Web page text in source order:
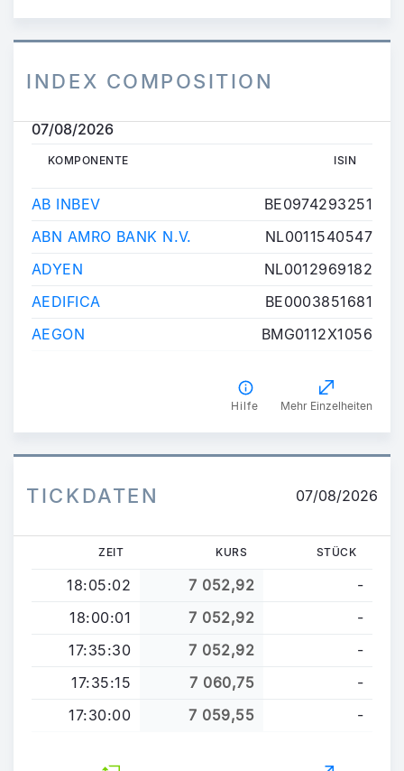
INDEX COMPOSITION
07/08/2026
KOMPONENTE ISIN
AB INBEV
BE0974293251
ABN AMRO BANK N.V.
NL0011540547
ADYEN
NL0012969182
AEDIFICA
BE0003851681
AEGON
BMG0112X1056
Hilfe Mehr Einzelheiten
TICKDATEN 07/08/2026
ZEIT KURS STÜCK
18:05:02 7 052,92
-
18:00:01
7 052,92
-
17:35:30
7 052,92
-
17:35:15
7 060,75
-
17:30:00
7 059,55 -